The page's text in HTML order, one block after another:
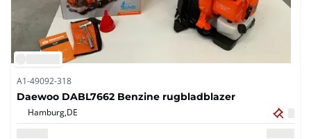
A1-49092-318
Daewoo DABL7662 Benzine rugbladblazer
Hamburg,DE